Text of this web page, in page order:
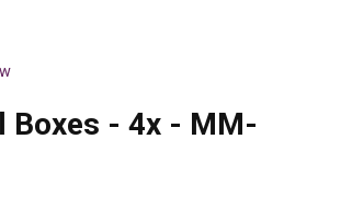
Boxes - 4x - MM-